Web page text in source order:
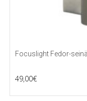
Focuslight Fedor-
49,00€